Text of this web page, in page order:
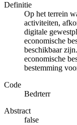
Definitie
Op het terrein
activiteiten,
digitale
economische
beschikbaar
economische
bestemming
Code
Bedrterr
Abstract
false